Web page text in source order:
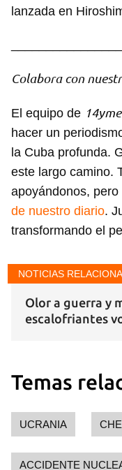
Para poder guardar
lanzada en
Colabora con
El equipo de
hacer un
la Cuba profunda.
este largo camino.
apoyándonos, pero
de nuestro diario.
transformando el
NOTICIAS
Olor a guerra y
escalofriantes
Temas
UCRANIA
ACCIDENTE